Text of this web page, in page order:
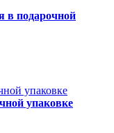
в подарочной
упаковке